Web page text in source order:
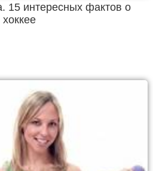
15 интересных фактов о
хоккее